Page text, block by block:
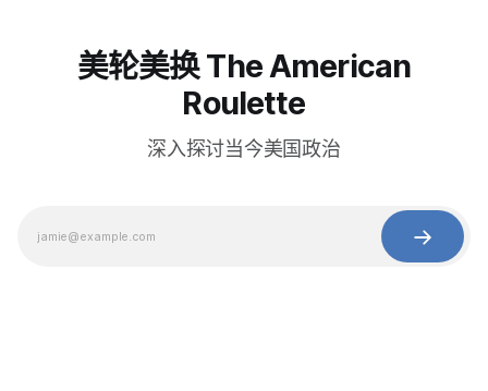
美轮美换 The American
Roulette
深入探讨当今美国政治